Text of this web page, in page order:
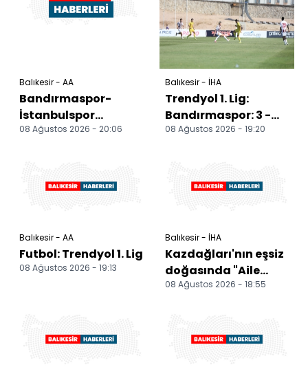
Balıkesir - AA
Bandırmaspor-
İstanbulspor
maçının ardından
08 Ağustos 2026 - 20:06
Balıkesir - İHA
Trendyol 1. Lig:
Bandırmaspor: 3 -
İstanbulspor: 0
08 Ağustos 2026 - 19:20
Balıkesir - AA
Futbol: Trendyol 1. Lig
08 Ağustos 2026 - 19:13
Balıkesir - İHA
Kazdağları'nın eşsiz
doğasında "Aile
Kampı" düzenlendi
08 Ağustos 2026 - 18:55